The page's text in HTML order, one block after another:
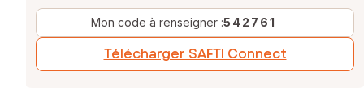
Mon code à renseigner :542761
Télécharger SAFTI Connect